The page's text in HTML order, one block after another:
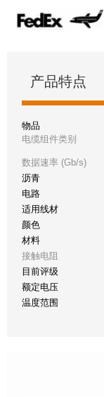
产品特点
物品
电缆组件类别
数据速率 (Gb/s)
沥青
电路
适用线材
颜色
材料
接触电阻
目前评级
额定电压
温度范围